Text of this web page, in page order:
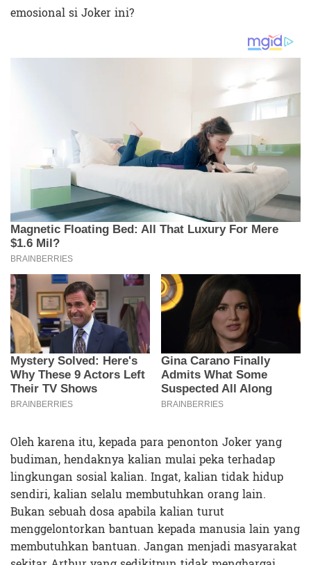
emosional si Joker ini?
Oleh karena itu, kepada para penonton Joker yang
budiman, hendaknya kalian mulai peka terhadap
lingkungan sosial kalian. Ingat, kalian tidak hidup
sendiri, kalian selalu membutuhkan orang lain.
Bukan sebuah dosa apabila kalian turut
menggelontorkan bantuan kepada manusia lain yang
membutuhkan bantuan. Jangan menjadi masyarakat